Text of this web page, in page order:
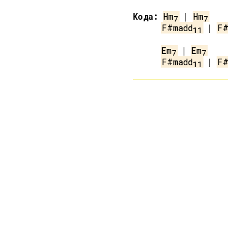
Кода: Hm7 | Hm7
F#madd11 |
Em7 | Em7
F#madd11 |